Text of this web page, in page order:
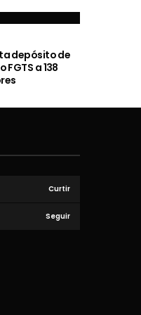
depósito de
FGTS a 138
Curtir
Seguir